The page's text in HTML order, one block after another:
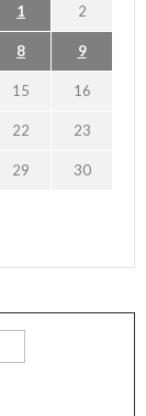
1 2
8 9
15 16
22 23
29 30